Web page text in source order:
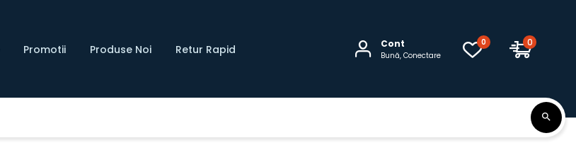
Promotii Produse Noi Retur Rapid Cont
Bună, Conectare
0 0